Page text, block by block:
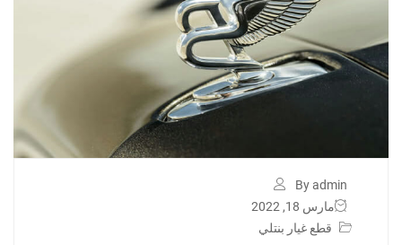
By admin
مارس 18, 2022
قطع غيار بنتلي